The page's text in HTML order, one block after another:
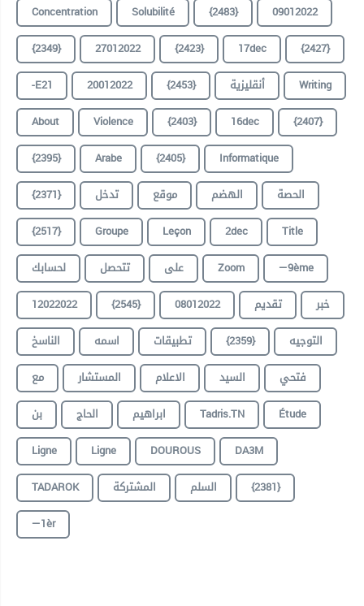
Concentration
Solubilité {2483}
09012022
{2349}
27012022 {2423} 17dec
{2427}
-E21
20012022 {2453} أنقليزية
Writing
About
Violence {2403} 16dec
{2407}
{2395}
Arabe {2405}
Informatique
{2371}
تدخل موقع الهضم
الحصة
{2517}
Groupe Leçon 2dec
Title
لحسابك
تتحصل على Zoom
—9ème
12022022
{2545} 08012022 تقديم
خبر
الناسخ
اسمه تطبيقات {2359}
التوجيه
مع
المستشار الاعلام السيد
فتحي
بن
الحاج ابراهيم Tadris.TN
Étude
Ligne
Ligne DOUROUS
DA3M
TADAROK
المشتركة السلم
{2381}
—1èr